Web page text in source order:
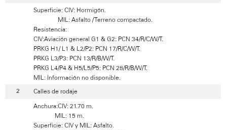
Superficie: CIV: Hormigón.
MIL: Asfalto / Terreno compactado.
Resistencia:
CIV:Aviación general G1 & G2: PCN 34/R/C/W/T.
PRKG H1/ L1 & L2/P2: PCN 17/R/C/W/T.
PRKG L3/P3: PCN 13/R/B/W/T.
PRKG L4/P4 & H5/L5/P5: PCN 28/R/B/W/T.
MIL: Información no disponible.
Calles de rodaje
Anchura:CIV: 21.70 m.
MIL: 15 m.
Superficie: CIV y MIL: Asfalto.